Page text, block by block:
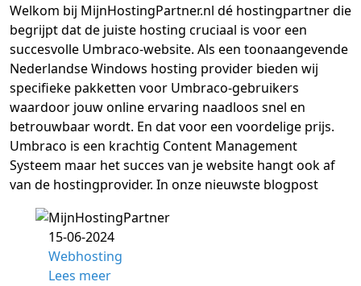
Welkom bij MijnHostingPartner.nl dé hostingpartner die
begrijpt dat de juiste hosting cruciaal is voor een
succesvolle Umbraco-website. Als een toonaangevende
Nederlandse Windows hosting provider bieden wij
specifieke pakketten voor Umbraco-gebruikers
waardoor jouw online ervaring naadloos snel en
betrouwbaar wordt. En dat voor een voordelige prijs.
Umbraco is een krachtig Content Management
Systeem maar het succes van je website hangt ook af
van de hostingprovider. In onze nieuwste blogpost
15-06-2024
Webhosting
Lees meer